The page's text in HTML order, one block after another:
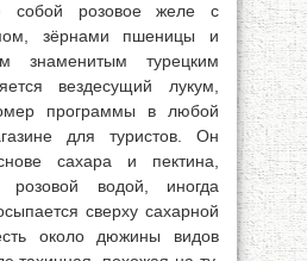
собой розовое желе с
зёрнами пшеницы и
знаменитым турецким
вездесущий лукум,
программы в любой
для туристов. Он
сахара и пектина,
розовой водой, иногда
сверху сахарной
около дюжины видов